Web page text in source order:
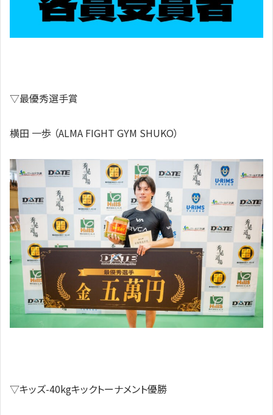
▽最優秀選手賞
横田 一歩 （ALMA FIGHT GYM SHUKO）
▽キッズ-40kgキックトーナメント優勝